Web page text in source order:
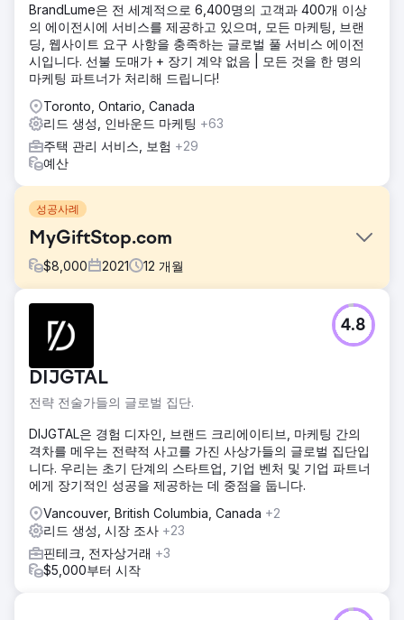
BrandLume은 전 세계적으로 6,400명의 고객과 400개 이상
의 에이전시에 서비스를 제공하고 있으며, 모든 마케팅, 브랜
딩, 웹사이트 요구 사항을 충족하는 글로벌 풀 서비스 에이전
시입니다. 선불 도매가 + 장기 계약 없음 | 모든 것을 한 명의
마케팅 파트너가 처리해 드립니다!
Toronto, Ontario, Canada
리드 생성, 인바운드 마케팅 +63
주택 관리 서비스, 보험 +29
예산
성공사례
MyGiftStop.com
$8,000 2021 12 개월
MyGiftStop.com은 높은 고객 확보 비용과 낮은 리드 생성에
직면했습니다. 디지털 마케팅에 대한 노력에도 불구하고 사이
트는 타겟 트래픽을 유도하고 방문자를 리드로 전환하는 데 어
려움을 겪었으며 이는 전체 판매 성과에 영향을 미쳤습니다.
솔루션
GroupFractal은 타겟 Google Ads 캠페인과 최적화된 방문 페
이지를 구현하여 획득 비용을 줄이고 리드 생성을 늘렸습니다.
우리는 심층적인 키워드 연구를 수행하고, 매력적인 광고 카피
를 작성했으며, A/B 테스트를 활용하여 더 나은 전환율을 위해
랜딩 페이지 요소를 개선했습니다.
결과
몇 달 만에 MyGiftStop.com은 획득당 비용(CPA)이 40% 감소
하고 리드가 25% 증가했습니다. 그 결과 지출 효율성이 높아
지고, 리드 품질이 높아지며, 전반적인 판매 실적이 향상되어
DIJGTAL
전략 전술가들의 글로벌 집단.
4.8
DIJGTAL은 경험 디자인, 브랜드 크리에이티브, 마케팅 간의
격차를 메우는 전략적 사고를 가진 사상가들의 글로벌 집단입
니다. 우리는 초기 단계의 스타트업, 기업 벤처 및 기업 파트너
에게 장기적인 성공을 제공하는 데 중점을 둡니다.
Vancouver, British Columbia, Canada +2
리드 생성, 시장 조사 +23
핀테크, 전자상거래 +3
$5,000부터 시작